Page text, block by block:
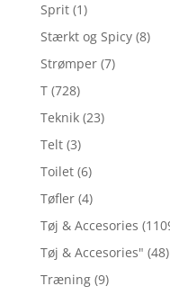
Sprit (1)
Stærkt og Spicy (8)
Strømper (7)
T (728)
Teknik (23)
Telt (3)
Toilet (6)
Tøfler (4)
Tøj & Accesories
Tøj & Accesories" (48)
Træning (9)